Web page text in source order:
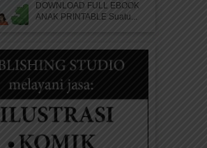
DOWNLOAD FULL EBOOK
ANAK PRINTABLE Suatu...